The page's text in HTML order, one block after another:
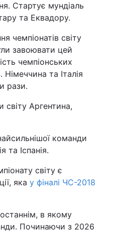
Стартує мундіаль
та Еквадору.
чемпіонатів світу
завоювати цей
чемпіонських
Німеччина та Італія
рази.
світу Аргентина,
команди
та Іспанія.
світу є
яка у фіналі ЧС-2018
в якому
Починаючи з 2026